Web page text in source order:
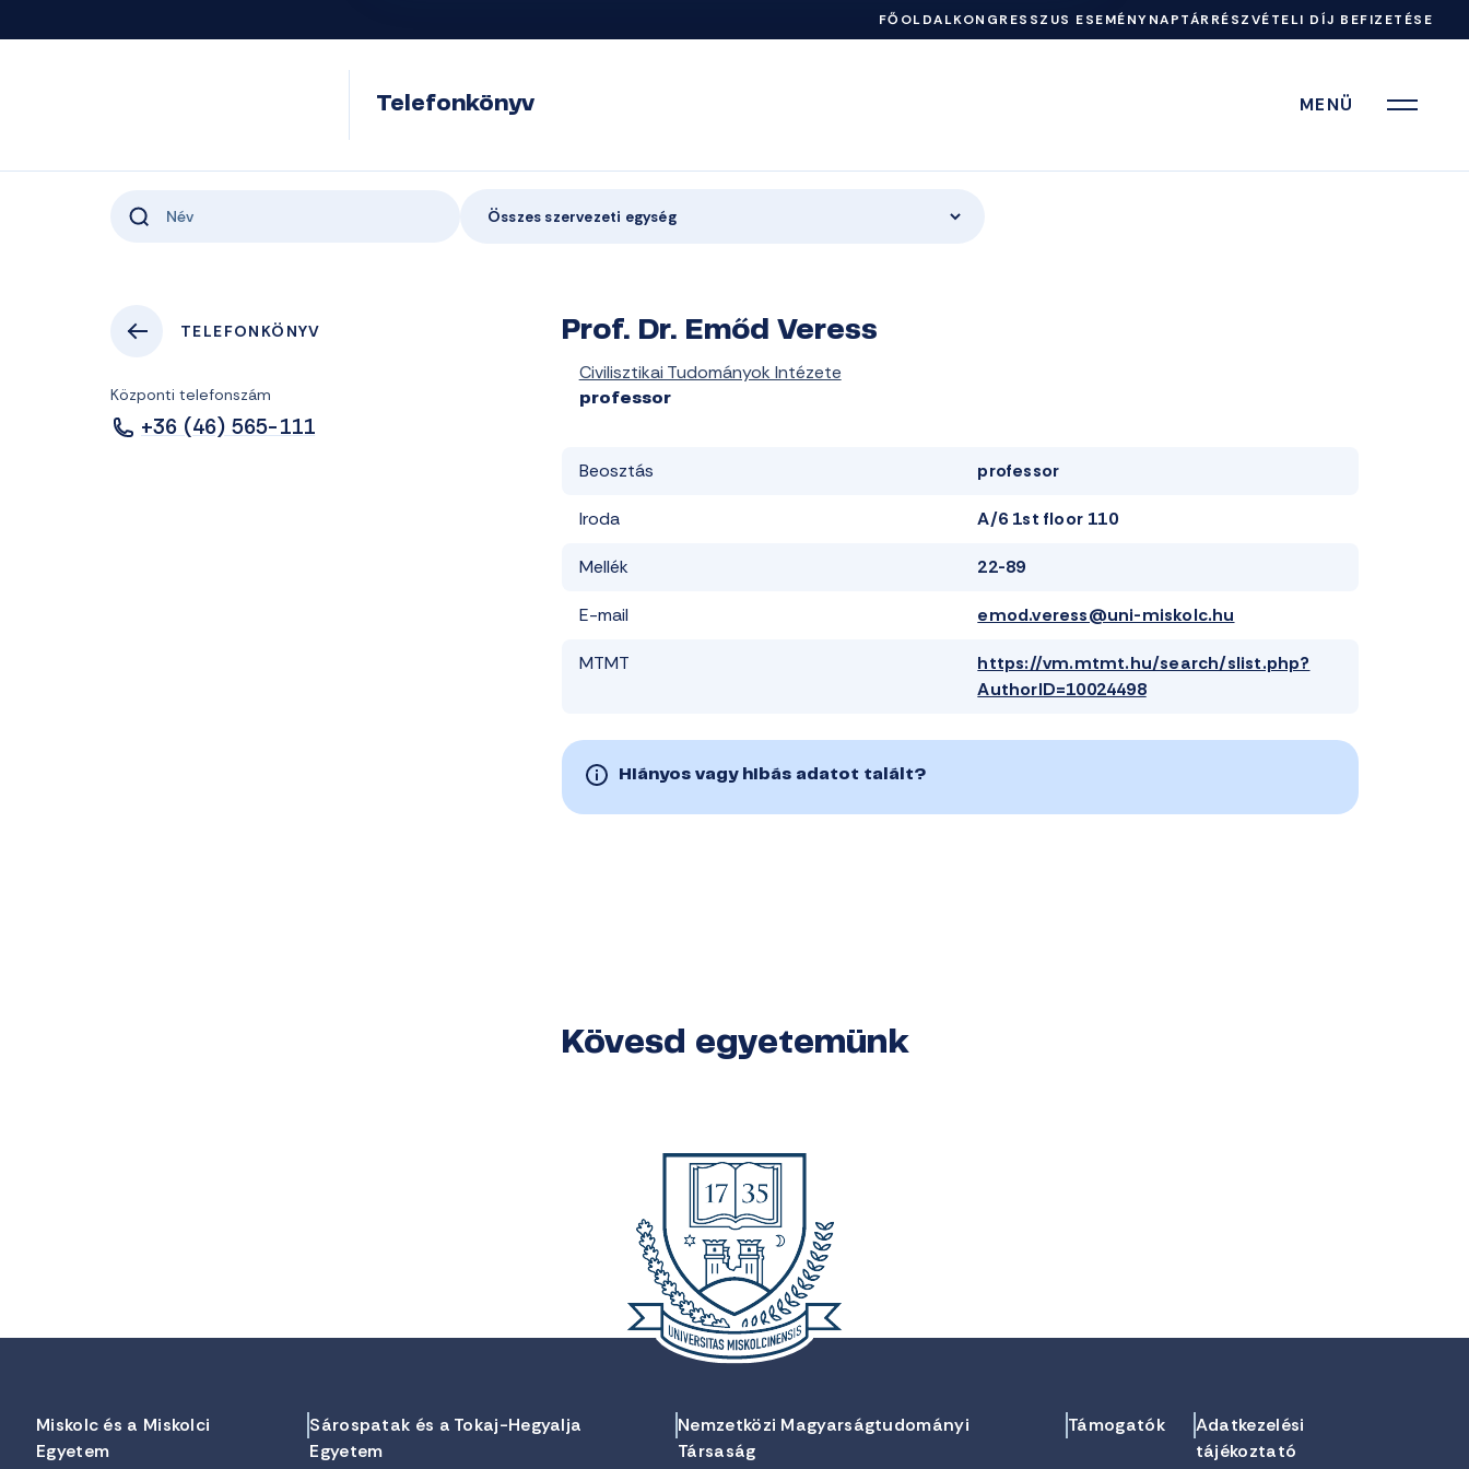
FŐOLDALKONGRESSZUS ESEMÉNYNAPTÁRRÉSZVÉTELI DÍJ BEFIZETÉSE
Telefonkönyv MENÜ
Összes szervezeti egység
TELEFONKÖNYV
Központi telefonszám
+36 (46) 565-111
Prof. Dr. Emőd Veress
Civilisztikai Tudományok Intézete
professor
Beosztás professor
Iroda A/6 1st floor 110
Mellék 22-89
E-mail emod.veress@uni-miskolc.hu
MTMT
https://vm.mtmt.hu/search/slist.php?
AuthorID=10024498
Hiányos vagy hibás adatot talált?
Kövesd egyetemünk
Miskolc és a Miskolci
Egyetem
Sárospatak és a Tokaj-Hegyalja
Egyetem
Nemzetközi Magyarságtudományi
Társaság
Támogatók
Adatkezelési
tájékoztató